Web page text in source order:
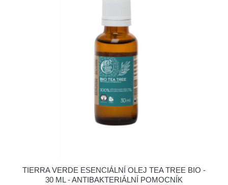
TIERRA VERDE ESENCIÁLNÍ OLEJ TEA TREE BIO -
30 ML - ANTIBAKTERIÁLNÍ POMOCNÍK